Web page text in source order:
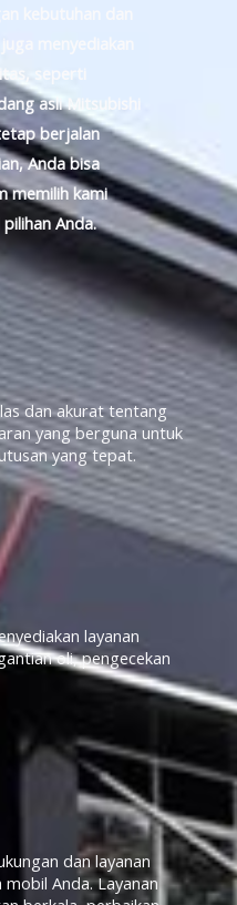
kebutuhan dan
menyediakan
seperti
asli Mitsubishi
berjalan
Anda bisa
memilih kami
Anda.
dan akurat tentang
yang berguna untuk
yang tepat.
layanan
oli, pengecekan
dan layanan
Anda. Layanan